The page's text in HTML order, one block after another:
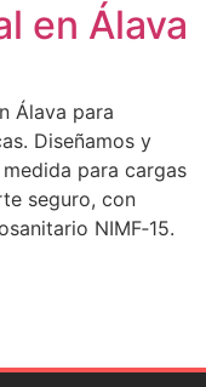
en Álava
Álava para
Diseñamos y
para cargas
seguro, con
NIMF‑15.